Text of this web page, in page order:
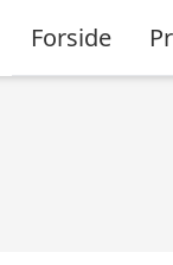
Forside